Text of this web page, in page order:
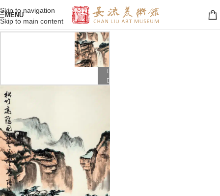
Skip to navigation
Skip to main content
MENU